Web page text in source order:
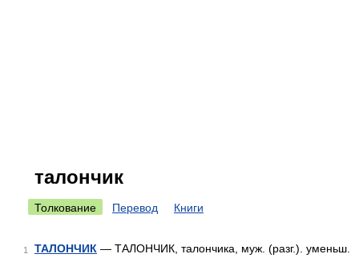
талончик
Толкование Перевод Книги
1 ТАЛОНЧИК — ТАЛОНЧИК, талончика, муж. (разг.). уменьш.